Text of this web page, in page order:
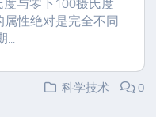
与零下100摄氏度
性绝对是完全不同
...
科学技术
0